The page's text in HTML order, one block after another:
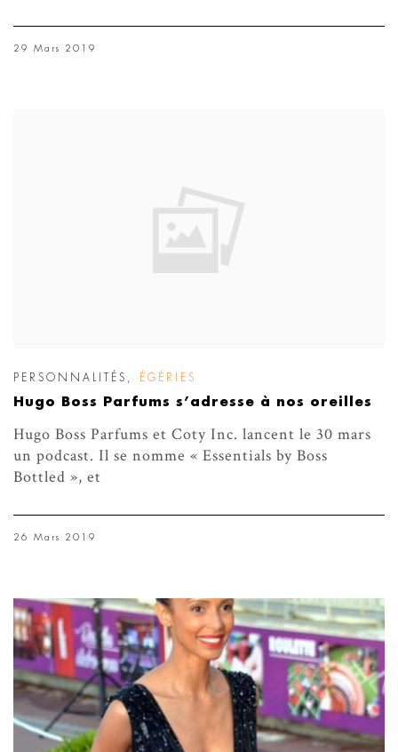
29 Mars 2019
PERSONNALITÉS ÉGÉRIES
Hugo Boss Parfums s’adresse à nos oreilles
Hugo Boss Parfums et Coty Inc. lancent le 30 mars
un podcast. Il se nomme « Essentials by Boss
Bottled », et
26 Mars 2019